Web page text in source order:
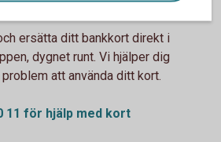
på resan?
ersätta ditt bankkort direkt i
dygnet runt. Vi hjälper dig
att använda ditt kort.
11 för hjälp med kort